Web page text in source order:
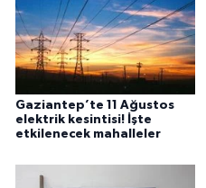
Gaziantep’te 11 Ağustos
elektrik kesintisi! İşte
etkilenecek mahalleler